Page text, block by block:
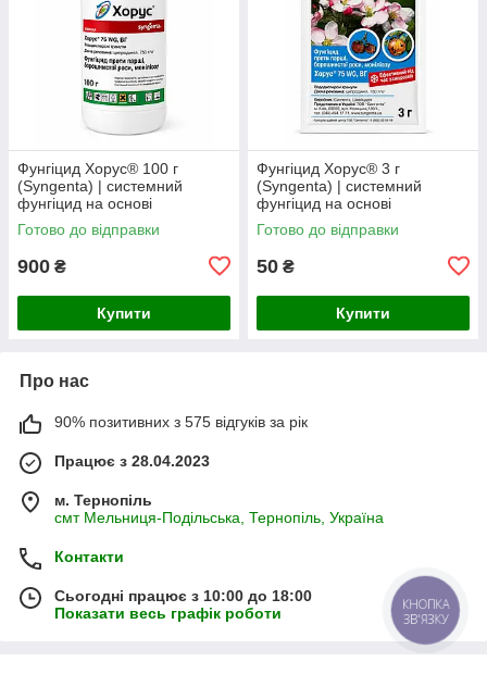
Фунгіцид Хорус® 100 г
(Syngenta) | системний
фунгіцид на основі
ципродинілу 750 г/кг
Готово до відправки
900 ₴
Купити
Фунгіцид Хорус® 3 г
(Syngenta) | системний
фунгіцид на основі
ципродинілу 750 г/кг
Готово до відправки
50 ₴
Купити
Про нас
90% позитивних з 575 відгуків за рік
Працює з 28.04.2023
м. Тернопіль
смт Мельниця-Подільська, Тернопіль, Україна
Контакти
Сьогодні працює з 10:00 до 18:00
Показати весь графік роботи
КНОПКА
ЗВ'ЯЗКУ